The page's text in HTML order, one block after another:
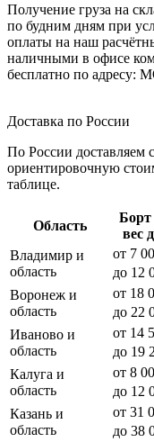
Получение груза на
по будним дням при
оплаты на наш
наличными в офисе
бесплатно по адресу:
Доставка по России
По России доставляем
ориентировочную
таблице.
Область
Борт
вес
Владимир и
область
от 7
до 12
Воронеж и
область
от 18
до 22
Иваново и
область
от 14
до 19
Калуга и
область
от 8
до 12
Казань и
область
от 31
до 38